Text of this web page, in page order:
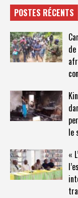
POSTES RÉCENTS
le
«